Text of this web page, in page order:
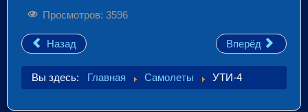
Просмотров: 3596
Назад Вперёд
Вы здесь: Главная Самолеты УТИ-4